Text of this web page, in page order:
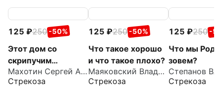
125 250 -50%
Этот дом со
скрипучим
крыльцом
Махотин Сергей Анатольевич
Стрекоза
125 250 -50%
Что такое хорошо
и что такое плохо?
Маяковский Владимир Владимирович
Стрекоза
125 250 -
Что мы
зовем?
Стрекоза